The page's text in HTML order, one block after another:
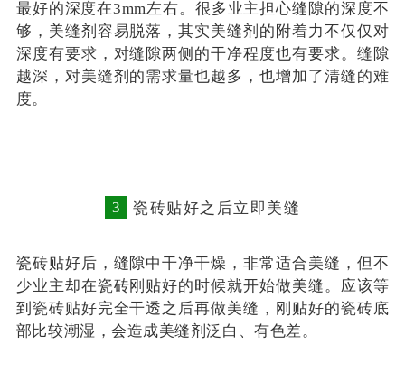
最好的深度在3mm左右。很多业主担心缝隙的深度不
够，美缝剂容易脱落，其实美缝剂的附着力不仅仅对
深度有要求，对缝隙两侧的干净程度也有要求。缝隙
越深，对美缝剂的需求量也越多，也增加了清缝的难
度。
3 瓷砖贴好之后立即美缝
瓷砖贴好后，缝隙中干净干燥，非常适合美缝，但不
少业主却在瓷砖刚贴好的时候就开始做美缝。应该等
到瓷砖贴好完全干透之后再做美缝，刚贴好的瓷砖底
部比较潮湿，会造成美缝剂泛白、有色差。